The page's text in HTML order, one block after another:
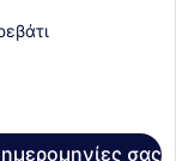
σας